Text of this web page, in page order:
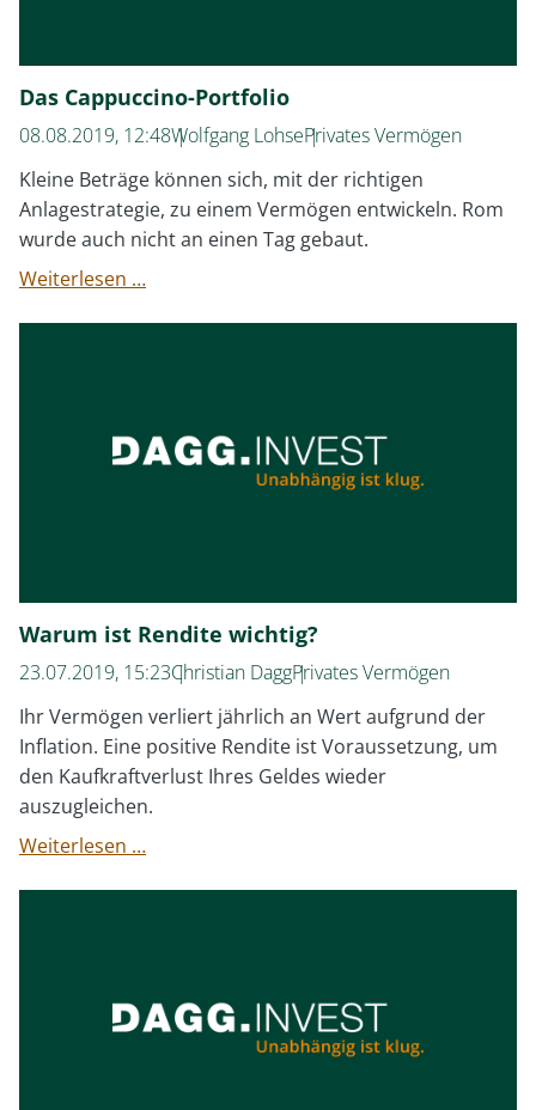
Das Cappuccino-Portfolio
08.08.2019, 12:48Wolfgang LohsePrivates Vermögen
Kleine Beträge können sich, mit der richtigen
Anlagestrategie, zu einem Vermögen entwickeln. Rom
wurde auch nicht an einen Tag gebaut.
Weiterlesen …Das
Warum ist Rendite wichtig?
23.07.2019, 15:23Christian DaggPrivates Vermögen
Ihr Vermögen verliert jährlich an Wert aufgrund der
Inflation. Eine positive Rendite ist Voraussetzung, um
den Kaufkraftverlust Ihres Geldes wieder
auszugleichen.
Weiterlesen …Warum